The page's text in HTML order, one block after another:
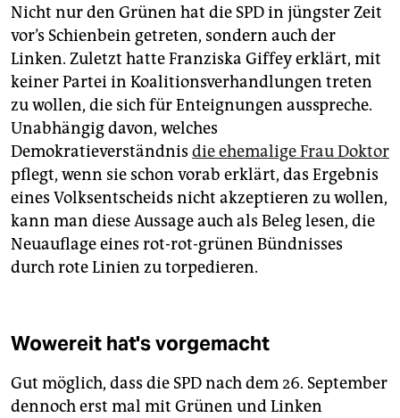
Nicht nur den Grünen hat die SPD in jüngster Zeit
vor’s Schienbein getreten, sondern auch der
Linken. Zuletzt hatte Franziska Giffey erklärt, mit
keiner Partei in Koalitionsverhandlungen treten
zu wollen, die sich für Enteignungen ausspreche.
Unabhängig davon, welches
Demokratieverständnis die ehemalige Frau Doktor
pflegt, wenn sie schon vorab erklärt, das Ergebnis
eines Volksentscheids nicht akzeptieren zu wollen,
kann man diese Aussage auch als Beleg lesen, die
Neuauflage eines rot-rot-grünen Bündnisses
durch rote Linien zu torpedieren.
Wowereit hat's vorgemacht
Gut möglich, dass die SPD nach dem 26. September
dennoch erst mal mit Grünen und Linken